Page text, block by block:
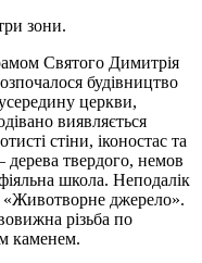
зони.
Святого Димитрія
будівництво
церкви,
виявляється
стіни, іконостас та
твердого, немов
школа. Неподалік
«Животворне джерело».
різьба по
каменем.